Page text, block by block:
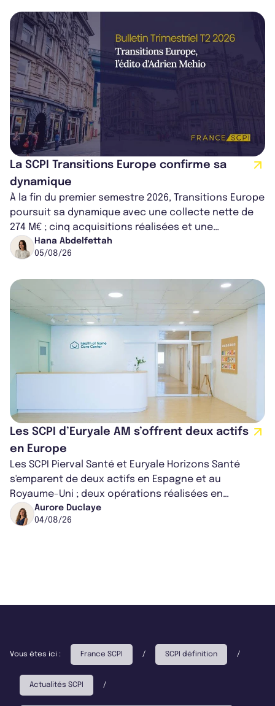
La SCPI Transitions Europe confirme sa
dynamique
À la fin du premier semestre 2026, Transitions Europe
poursuit sa dynamique avec une collecte nette de
274 M€ ; cinq acquisitions réalisées et une
capitalisation portée à 1,38 Md€....
Hana Abdelfettah
05/08/26
Les SCPI d’Euryale AM s’offrent deux actifs
en Europe
Les SCPI Pierval Santé et Euryale Horizons Santé
s'emparent de deux actifs en Espagne et au
Royaume-Uni ; deux opérations réalisées en
partenariat. Ces co-acquisitions permettent a...
Aurore Duclaye
04/08/26
Vous êtes ici : France SCPI / SCPI définition /
Actualités SCPI /